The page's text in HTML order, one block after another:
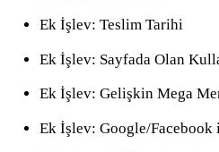
Ek İşlev: Teslim Tarihi
Ek İşlev: Sayfada Olan
Ek İşlev: Gelişkin Mega
Ek İşlev: Google/Facebook